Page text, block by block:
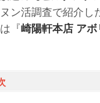
ン活調査で紹介し
『崎陽軒本店 アボ